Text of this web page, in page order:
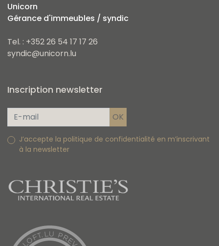
Unicorn
Gérance d'immeubles / syndic
Tel. : +352 26 54 17 17 26
syndic@unicorn.lu
Inscription newsletter
J’accepte la politique de confidentialité en m’inscrivant
à la newsletter